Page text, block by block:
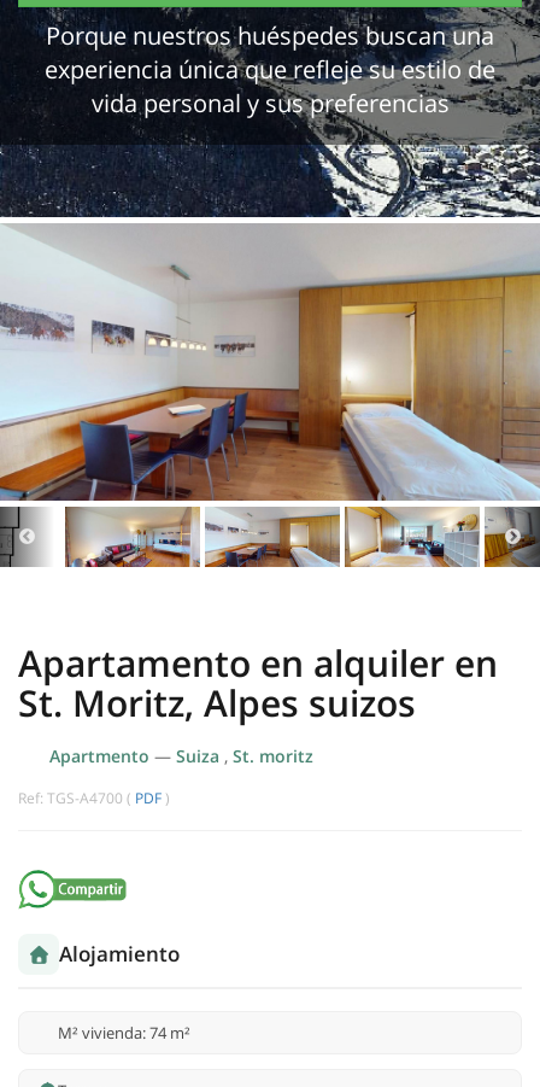
Porque nuestros huéspedes buscan una
experiencia única que refleje su estilo de
vida personal y sus preferencias
Apartamento en alquiler en
St. Moritz, Alpes suizos
Apartmento — Suiza , St. moritz
Ref: TGS-A4700 ( PDF )
Alojamiento
M² vivienda: 74 m²